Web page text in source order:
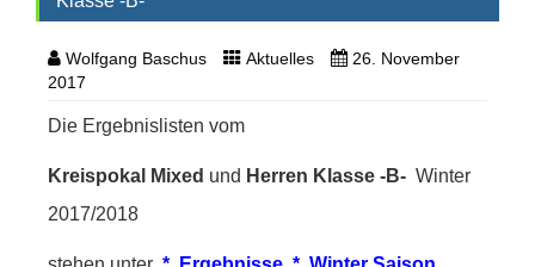
Wolfgang Baschus Aktuelles
26. November
2017
Die Ergebnislisten vom
Kreispokal Mixed und Herren Klasse -B- Winter
2017/2018